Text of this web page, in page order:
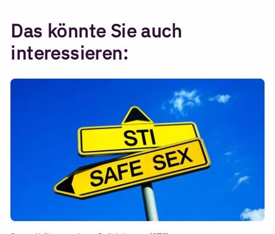
Das könnte Sie auch
interessieren: